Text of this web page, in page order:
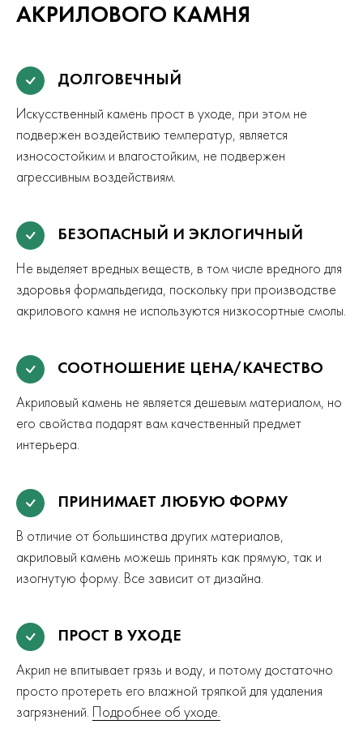
АКРИЛОВОГО КАМНЯ
ДОЛГОВЕЧНЫЙ
Искусственный камень прост в уходе, при этом не
подвержен воздействию температур, является
износостойким и влагостойким, не подвержен
агрессивным воздействиям.
БЕЗОПАСНЫЙ И ЭКЛОГИЧНЫЙ
Не выделяет вредных веществ, в том числе вредного для
здоровья формальдегида, поскольку при производстве
акрилового камня не используются низкосортные смолы.
СООТНОШЕНИЕ ЦЕНА/КАЧЕСТВО
Акриловый камень не является дешевым материалом, но
его свойства подарят вам качественный предмет
интерьера.
ПРИНИМАЕТ ЛЮБУЮ ФОРМУ
В отличие от большинства других материалов,
акриловый камень можешь принять как прямую, так и
изогнутую форму. Все зависит от дизайна.
ПРОСТ В УХОДЕ
Акрил не впитывает грязь и воду, и потому достаточно
просто протереть его влажной тряпкой для удаления
загрязнений.
Подробнее об уходе.